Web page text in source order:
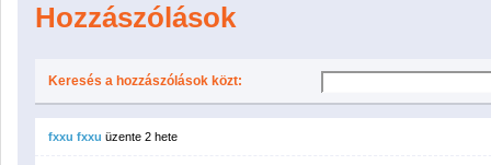
Hozzászólások
Keresés a hozzászólások közt:
fxxu fxxu üzente 2 hete